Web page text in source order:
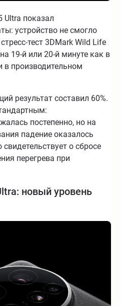
Ultra показал
устройство не смогло
тест 3DMark Wild Life
19-й или 20-й минуте как в
в производительном
результат составил 60%.
постепенно, но на
падение оказалось
о сбросе
перегрева при
новый уровень